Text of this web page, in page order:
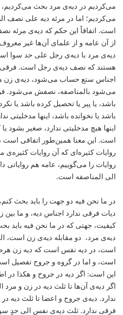
می‌کردیم در دیه‌ی مرد بحث می‌کردیم،
می‌کردیم؛ اما در مرئه دیه علی نصف
است. اتفاقاً این حکم که دیه‌ی مرئه
از آن عامه و از علمای آن‌ها غیر
دیه‌ی مرد با دیه‌ی رجل علی حد سوا
هستند که نصف دیه‌ی رجل است. فرقی
اجناس ستع حساب می‌شود، دیه‌ی زن
می‌شود بالمناصفه، نصفش می‌شود.
باشد، یا پیر یا تحصیل کرده باشد یا
باشد یا نخوانده باشد، اینها مدخلیتی
اینها هیچ مدخلیتی ندارد، صغیر بشود
است. این معنا همین‌طور اتفاقی است
روایات کثیره‌ای که آن روایات کثیره‌ی
روایات را می‌گوییم، عامه هم روایاتی
الی المناصفه است.
در ما نحن فیه دو جهت را باید بحث
دیات فرقی ندارد اجناس دیه، و ما
کیفیت، جهتی که در ما نحن فیه باید
دیه‌ی مرد، دو مقابله دیه‌ی زن است،
است، در دیه نفس است که دیه زن
است، و اما در گروه و جروح تفصیل
این است: اگر دیه در جروح و هکذا در
اگر دیه‌ی آن‌ها تا ثلث دیه در زن و
ندارد. دیه‌ی جروح و اعضا تا ثلث دیه
فرقی ندارد. ثلث دیه‌ی نفس الی حدٍ